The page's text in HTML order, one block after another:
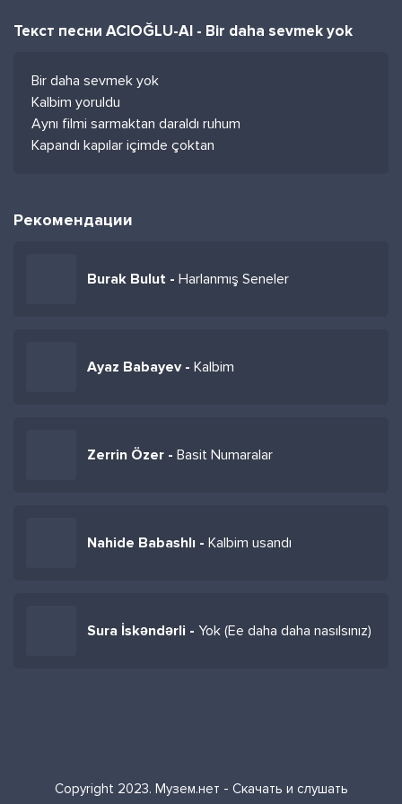
Текст песни ACIOĞLU-AI - Bir daha sevmek yok
Bir daha sevmek yok
Kalbim yoruldu
Aynı filmi sarmaktan daraldı ruhum
Kapandı kapılar içimde çoktan
Рекомендации
Burak Bulut - Harlanmış Seneler
Ayaz Babayev - Kalbim
Zerrin Özer - Basit Numaralar
Nahide Babashlı - Kalbim usandı
Sura İskəndərli - Yok (Ee daha daha nasılsınız)
Copyright 2023. Музем.нет - Скачать и слушать